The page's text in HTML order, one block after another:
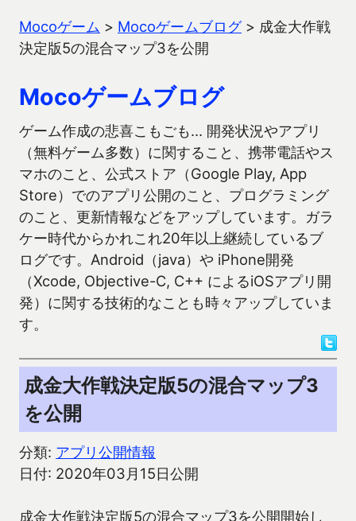
Mocoゲーム > Mocoゲームブログ> 成金大作戦
決定版5の混合マップ3を公開
Mocoゲームブログ
ゲーム作成の悲喜こもごも… 開発状況やアプリ
（無料ゲーム多数）に関すること、携帯電話やス
マホのこと、公式ストア（Google Play, App
Store）でのアプリ公開のこと、プログラミング
のこと、更新情報などをアップしています。ガラ
ケー時代からかれこれ20年以上継続しているブ
ログです。Android（java）や iPhone開発
（Xcode, Objective-C, C++ によるiOSアプリ開
発）に関する技術的なことも時々アップしていま
す。
成金大作戦決定版5の混合マップ3
を公開
分類: アプリ公開情報
日付: 2020年03月15日公開
成金大作戦決定版5の混合マップ3を公開開始し